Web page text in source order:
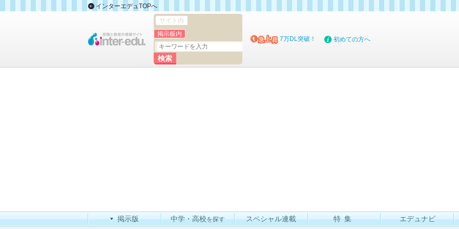
インターエデュTOPへ
サイト内
掲示板内
7万DL突破！ 初めての方へ
掲示版 中学・高校を探す スペシャル連載 特集 エデュナビ